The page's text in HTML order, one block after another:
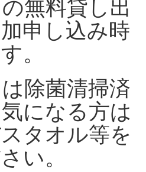
申し込み時
。
除菌清掃済
になる方は
タオル等を
い。